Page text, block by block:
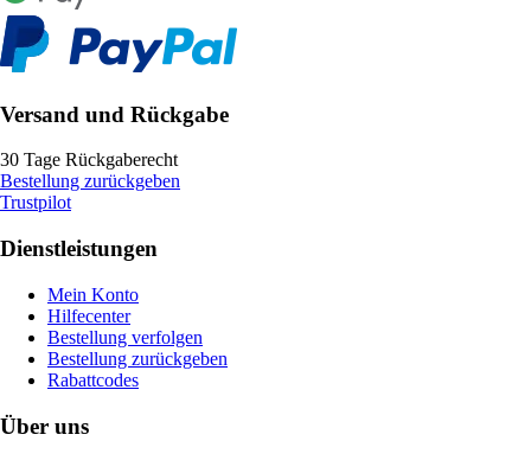
Versand und Rückgabe
30 Tage Rückgaberecht
Bestellung zurückgeben
Trustpilot
Dienstleistungen
Mein Konto
Hilfecenter
Bestellung verfolgen
Bestellung zurückgeben
Rabattcodes
Über uns